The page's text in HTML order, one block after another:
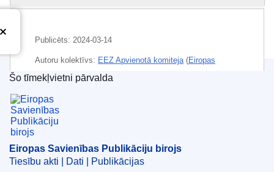
Publicēts: 2024-03-14
Autoru kolektīvs: EEZ Apvienotā komiteja(Eiropas
Ekonomikas zona)
Temats:
ekonomikas zona
piegādes ķēde,tehniskais raksturojums,
transportlīdzekļu piesārņojums
Eiropas Savienības Publikāciju birojs
Šo tīmekļvietni pārvalda
Eiropas Savienības Publikāciju birojs
Tiesību akti | Dati | Publikācijas